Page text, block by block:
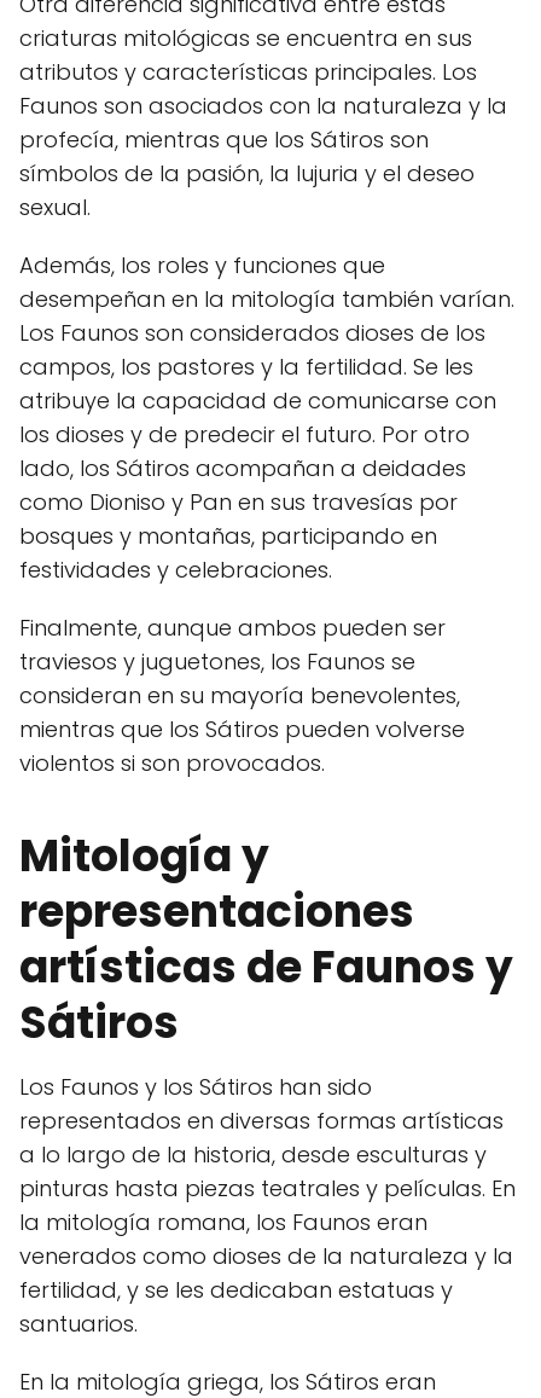
criaturas mitológicas se encuentra en sus
atributos y características principales. Los
Faunos son asociados con la naturaleza y la
profecía, mientras que los Sátiros son
símbolos de la pasión, la lujuria y el deseo
sexual.
Además, los roles y funciones que
desempeñan en la mitología también varían.
Los Faunos son considerados dioses de los
campos, los pastores y la fertilidad. Se les
atribuye la capacidad de comunicarse con
los dioses y de predecir el futuro. Por otro
lado, los Sátiros acompañan a deidades
como Dioniso y Pan en sus travesías por
bosques y montañas, participando en
festividades y celebraciones.
Finalmente, aunque ambos pueden ser
traviesos y juguetones, los Faunos se
consideran en su mayoría benevolentes,
mientras que los Sátiros pueden volverse
violentos si son provocados.
Mitología y
representaciones
artísticas de Faunos y
Sátiros
Los Faunos y los Sátiros han sido
representados en diversas formas artísticas
a lo largo de la historia, desde esculturas y
pinturas hasta piezas teatrales y películas. En
la mitología romana, los Faunos eran
venerados como dioses de la naturaleza y la
fertilidad, y se les dedicaban estatuas y
santuarios.
En la mitología griega, los Sátiros eran